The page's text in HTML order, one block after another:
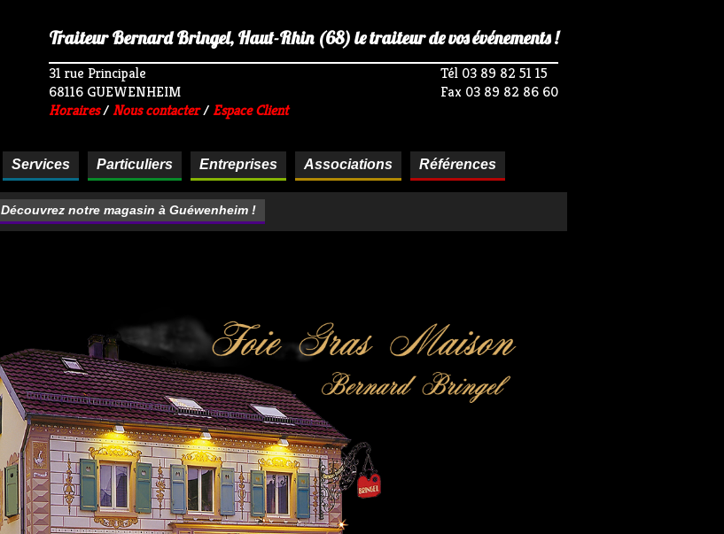
Traiteur Bernard Bringel, Haut-Rhin (68) le traiteur de vos événements !
Tél 03 89 82 51 15
Fax 03 89 82 86 60
31 rue Principale
68116 GUEWENHEIM
Horaires/ Nous contacter/ Espace Client
Services Particuliers Entreprises Associations Références
Découvrez notre magasin à Guéwenheim !